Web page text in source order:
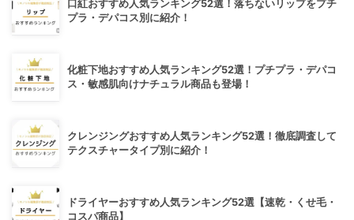
口紅おすすめ人気ランキング52選！落ちないリップをプチ
プラ・デパコス別に紹介！
化粧下地おすすめ人気ランキング52選！プチプラ・デパコ
ス・敏感肌向けナチュラル商品も登場！
クレンジングおすすめ人気ランキング52選！徹底調査して
テクスチャータイプ別に紹介！
ドライヤーおすすめ人気ランキング52選【速乾・くせ毛・
コスパ商品】